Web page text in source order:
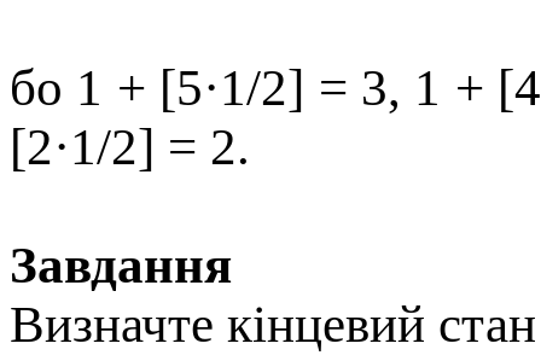
бо 1 + [5·1/2] = 3, 1 +
[2·1/2] = 2.
Завдання
Визначте кінцевий